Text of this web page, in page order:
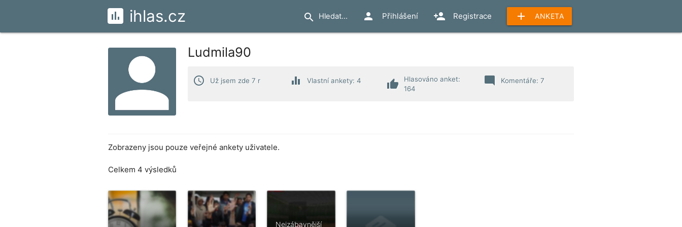
ihlas.cz search person Přihlášení person_add Registrace add ANKETA
Ludmila90
access_time Už jsem zde 7 r equalizer Vlastní ankety: 4 thumb_up
Hlasováno anket:
164
mode_comment Komentáře: 7
Zobrazeny jsou pouze veřejné ankety uživatele.
Celkem 4 výsledků
Nejzábavnější